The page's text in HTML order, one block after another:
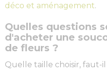
déco et aménagement.
Quelles questions
d'acheter une
de fleurs ?
Quelle taille choisir, faut-